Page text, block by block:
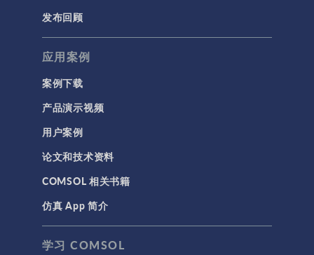
半导体器件
带电粒子追踪
波动光学
等离子体物理
科学新闻
结构 & 声学
MEMS & 压电器件
声学与振动
岩土力学
发布回顾
应用案例
案例下载
产品演示视频
用户案例
论文和技术资料
COMSOL 相关书籍
仿真 App 简介
学习 COMSOL